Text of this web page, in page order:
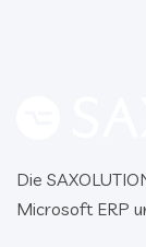
Die
Microsoft ERP